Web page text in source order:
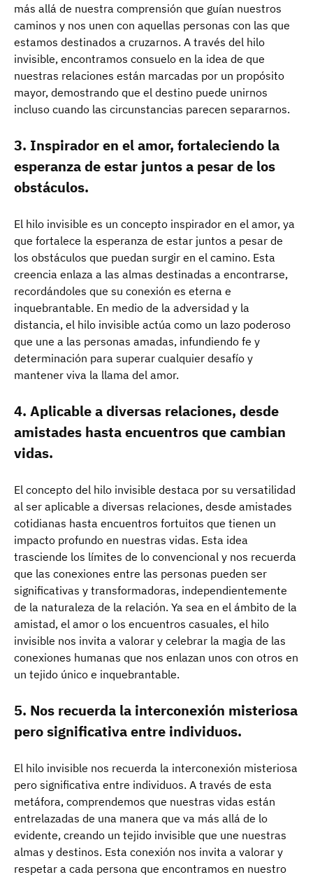
más allá de nuestra comprensión que guían nuestros
caminos y nos unen con aquellas personas con las que
estamos destinados a cruzarnos. A través del hilo
invisible, encontramos consuelo en la idea de que
nuestras relaciones están marcadas por un propósito
mayor, demostrando que el destino puede unirnos
incluso cuando las circunstancias parecen separarnos.
3. Inspirador en el amor, fortaleciendo la
esperanza de estar juntos a pesar de los
obstáculos.
El hilo invisible es un concepto inspirador en el amor, ya
que fortalece la esperanza de estar juntos a pesar de
los obstáculos que puedan surgir en el camino. Esta
creencia enlaza a las almas destinadas a encontrarse,
recordándoles que su conexión es eterna e
inquebrantable. En medio de la adversidad y la
distancia, el hilo invisible actúa como un lazo poderoso
que une a las personas amadas, infundiendo fe y
determinación para superar cualquier desafío y
mantener viva la llama del amor.
4. Aplicable a diversas relaciones, desde
amistades hasta encuentros que cambian
vidas.
El concepto del hilo invisible destaca por su versatilidad
al ser aplicable a diversas relaciones, desde amistades
cotidianas hasta encuentros fortuitos que tienen un
impacto profundo en nuestras vidas. Esta idea
trasciende los límites de lo convencional y nos recuerda
que las conexiones entre las personas pueden ser
significativas y transformadoras, independientemente
de la naturaleza de la relación. Ya sea en el ámbito de la
amistad, el amor o los encuentros casuales, el hilo
invisible nos invita a valorar y celebrar la magia de las
conexiones humanas que nos enlazan unos con otros en
un tejido único e inquebrantable.
5. Nos recuerda la interconexión misteriosa
pero significativa entre individuos.
El hilo invisible nos recuerda la interconexión misteriosa
pero significativa entre individuos. A través de esta
metáfora, comprendemos que nuestras vidas están
entrelazadas de una manera que va más allá de lo
evidente, creando un tejido invisible que une nuestras
almas y destinos. Esta conexión nos invita a valorar y
respetar a cada persona que encontramos en nuestro